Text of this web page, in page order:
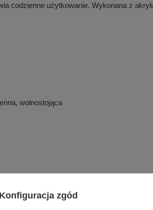
codzienne użytkowanie. Wykonana z
wolnostojąca
Konfiguracja zgód